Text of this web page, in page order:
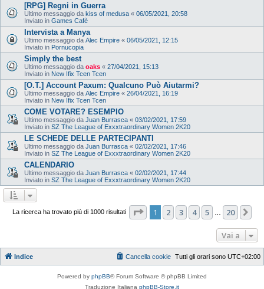
[RPG] Regni in Guerra
Ultimo messaggio da kiss of medusa « 06/05/2021, 20:58
Inviato in Games Cafè
Intervista a Manya
Ultimo messaggio da Alec Empire « 06/05/2021, 12:15
Inviato in Pornucopia
Simply the best
Ultimo messaggio da oaks « 27/04/2021, 15:13
Inviato in New Ifix Tcen Tcen
[O.T.] Account Paxum: Qualcuno Può Aiutarmi?
Ultimo messaggio da Alec Empire « 26/04/2021, 16:19
Inviato in New Ifix Tcen Tcen
COME VOTARE? ESEMPIO
Ultimo messaggio da Juan Burrasca « 03/02/2021, 17:59
Inviato in SZ The League of Exxxtraordinary Women 2K20
LE SCHEDE DELLE PARTECIPANTI
Ultimo messaggio da Juan Burrasca « 02/02/2021, 17:46
Inviato in SZ The League of Exxxtraordinary Women 2K20
CALENDARIO
Ultimo messaggio da Juan Burrasca « 02/02/2021, 17:44
Inviato in SZ The League of Exxxtraordinary Women 2K20
La ricerca ha trovato più di 1000 risultati Pagina di 20
1 2 3 4 5 20
Vai a
Indice Tutti gli orari sono UTC+02:00
Cancella cookie
Powered by phpBB® Forum Software © phpBB Limited
Traduzione Italiana phpBB-Store.it